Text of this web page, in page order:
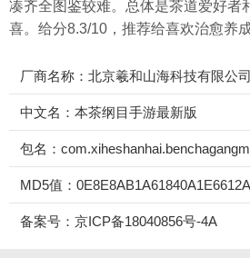
凑齐全图鉴较难。总体是茶道爱好者
喜。给分8.3/10，推荐给喜欢治愈养
厂商名称：北京羲和山海科技有限公司
中文名：本茶纲目手游最新版
包名：
MD5值：
备案号：京ICP备18040856号-4A